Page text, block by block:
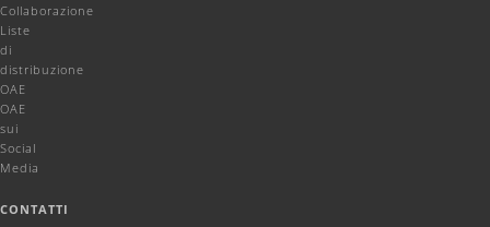
Collaborazione
Liste
di
distribuzione
OAE
OAE
sui
Social
Media
CONTATTI